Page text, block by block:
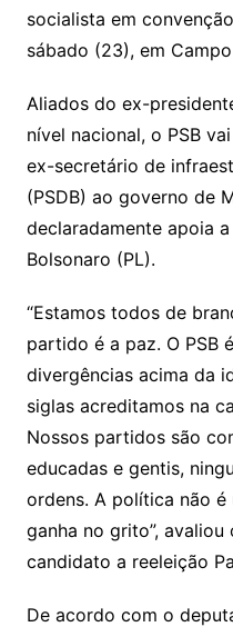
socialista em
sábado (23), em
Aliados do ex-
nível nacional, o PSB
ex-secretário de
(PSDB) ao governo de
declaradamente apoia
Bolsonaro (PL).
“Estamos todos de
partido é a paz. O PSB
divergências acima da
siglas acreditamos na
Nossos partidos são
educadas e gentis,
ordens. A política não
ganha no grito”,
candidato a reeleição
De acordo com o